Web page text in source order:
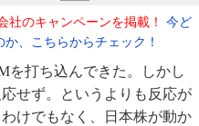
社のキャンペーンを掲載！
今ど
、こちらからチェック！
打ち込んできた。しかし
せず。というよりも反応が
けでもなく、日本株が動か